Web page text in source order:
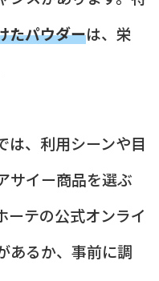
たパウダーは、栄
は、利用シーンや目
サイー商品を選ぶ
ーテの公式オンライ
あるか、事前に調